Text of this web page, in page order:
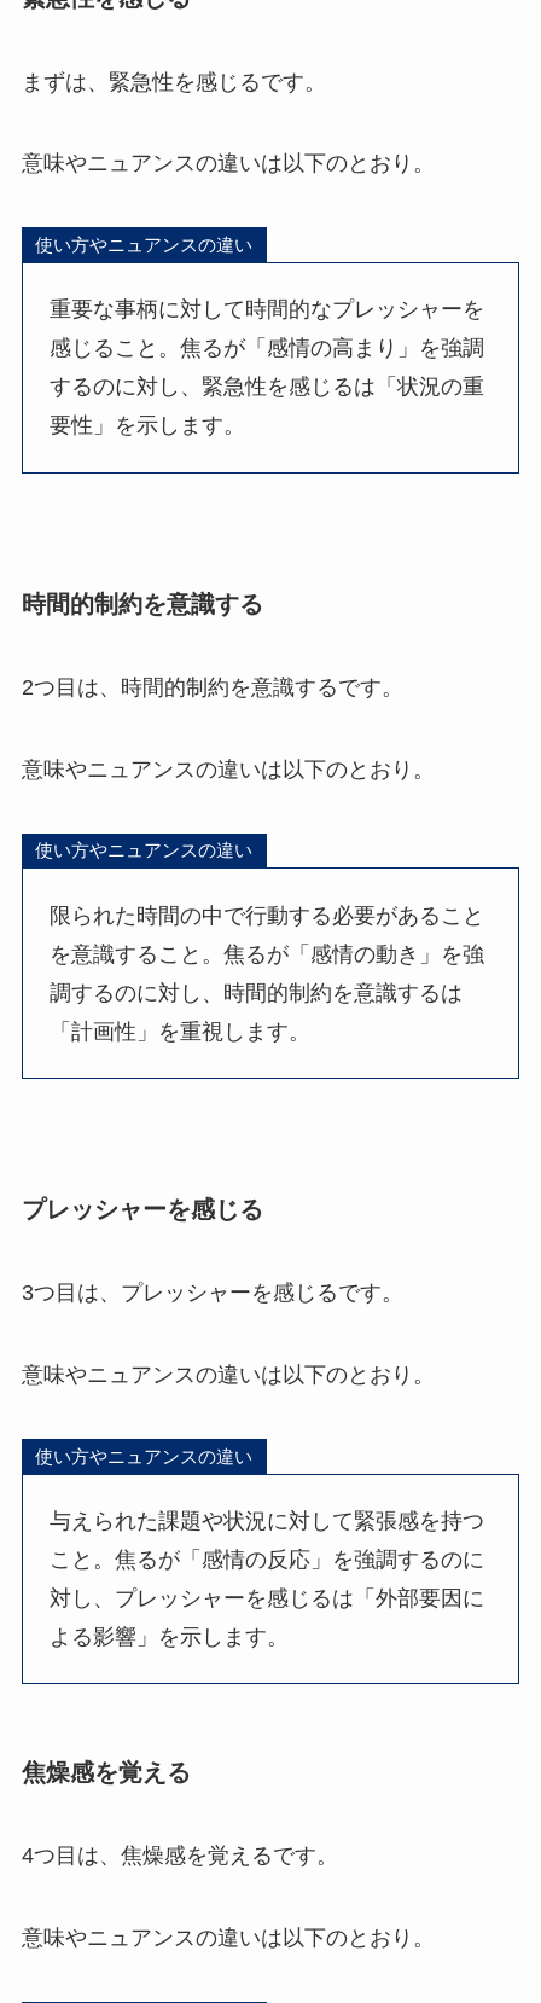
まずは、緊急性を感じるです。
意味やニュアンスの違いは以下のとおり。
使い方やニュアンスの違い
重要な事柄に対して時間的なプレッシャーを
感じること。焦るが「感情の高まり」を強調
するのに対し、緊急性を感じるは「状況の重
要性」を示します。
時間的制約を意識する
2つ目は、時間的制約を意識するです。
意味やニュアンスの違いは以下のとおり。
使い方やニュアンスの違い
限られた時間の中で行動する必要があること
を意識すること。焦るが「感情の動き」を強
調するのに対し、時間的制約を意識するは
「計画性」を重視します。
プレッシャーを感じる
3つ目は、プレッシャーを感じるです。
意味やニュアンスの違いは以下のとおり。
使い方やニュアンスの違い
与えられた課題や状況に対して緊張感を持つ
こと。焦るが「感情の反応」を強調するのに
対し、プレッシャーを感じるは「外部要因に
よる影響」を示します。
焦燥感を覚える
4つ目は、焦燥感を覚えるです。
意味やニュアンスの違いは以下のとおり。